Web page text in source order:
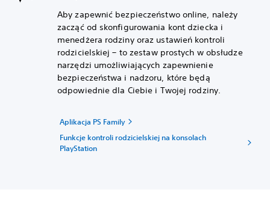
Aby zapewnić bezpieczeństwo online, należy
zacząć od skonfigurowania kont dziecka i
menedżera rodziny oraz ustawień kontroli
rodzicielskiej – to zestaw prostych w obsłudze
narzędzi umożliwiających zapewnienie
bezpieczeństwa i nadzoru, które będą
odpowiednie dla Ciebie i Twojej rodziny.
Aplikacja PS Family
Funkcje kontroli rodzicielskiej na konsolach
PlayStation